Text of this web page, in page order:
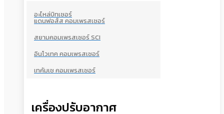
อะไหล่บิทเซอร์
แดนฟอส์ส คอมเพรสเซอร์
สยามคอมเพรสเซอร์ SCI
อินโวเทค คอมเพรสเซอร์
เทคัมเช คอมเพรสเซอร์
เครื่องปรับอากาศ